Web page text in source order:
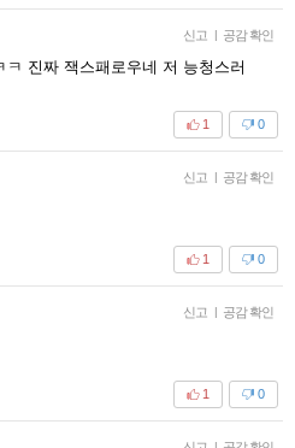
신고 | 공감 확인
진짜 잭스패로우네 저 능청스러
0
1
신고 | 공감 확인
0
1
신고 | 공감 확인
0
1